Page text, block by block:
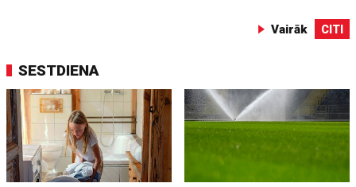
Vairāk CITI
SESTDIENA